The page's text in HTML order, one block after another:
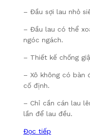
– Đầu sợi lau nhỏ
– Đầu lau có thể
ngóc ngách.
– Thiết kế chống
– Xô không có bàn
cố định.
– Chỉ cần cán lau
lần để lau đều.
Đọc tiếp